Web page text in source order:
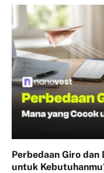
Perbedaan Giro dan
untuk